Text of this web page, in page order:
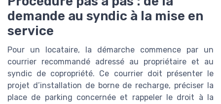
demande au syndic à la mise en
service
Pour un locataire, la démarche commence par un
courrier recommandé adressé au propriétaire et au
syndic de copropriété. Ce courrier doit présenter le
projet d’installation de borne de recharge, préciser la
place de parking concernée et rappeler le droit à la